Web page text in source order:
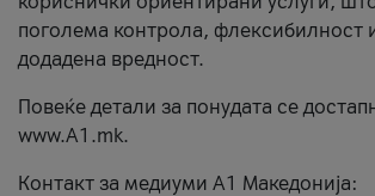
поголема контрола, флексибилност
додадена вредност.
Повеќе детали за понудата се
www.А1.mk.
Контакт за медиуми А1 Македонија: